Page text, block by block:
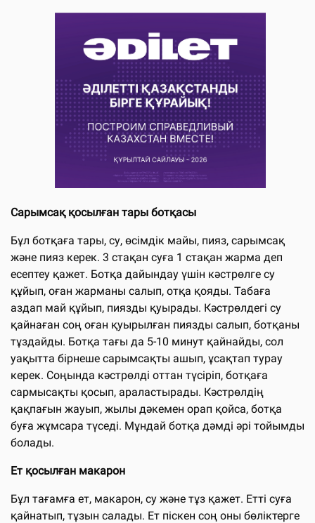
Сарымсақ қосылған тары ботқасы
Бұл ботқаға тары, су, өсімдік майы, пияз, сарымсақ
және пияз керек. 3 стақан суға 1 стақан жарма деп
есептеу қажет. Ботқа дайындау үшін кәстрөлге су
құйып, оған жарманы салып, отқа қояды. Табаға
аздап май құйып, пиязды қуырады. Кәстрөлдегі су
қайнаған соң оған қуырылған пиязды салып, ботқаны
тұздайды. Ботқа тағы да 5-10 минут қайнайды, сол
уақытта бірнеше сарымсақты ашып, ұсақтап турау
керек. Соңында кәстрөлді оттан түсіріп, ботқаға
сармысақты қосып, араластырады. Кәстрөлдің
қақпағын жауып, жылы дәкемен орап қойса, ботқа
буға жұмсара түседі. Мұндай ботқа дәмді әрі тойымды
болады.
Ет қосылған макарон
Бұл тағамға ет, макарон, су және тұз қажет. Етті суға
қайнатып, тұзын салады. Ет піскен соң оны бөліктерге